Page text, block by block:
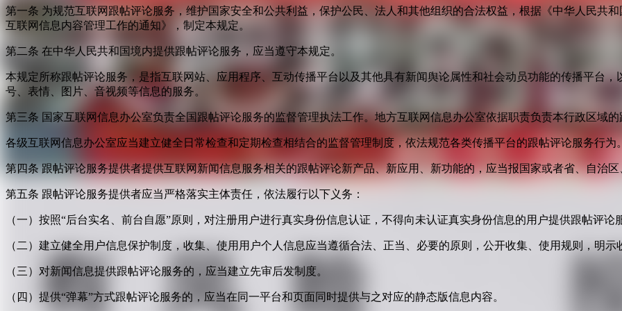
第一条 为规范互联网跟帖评论服务，维护国家安全和公共利益，保护公民、法人和其他组织的合法权益，根据《中华人民共
互联网信息内容管理工作的通知》，制定本规定。
第二条 在中华人民共和国境内提供跟帖评论服务，应当遵守本规定。
本规定所称跟帖评论服务，是指互联网站、应用程序、互动传播平台以及其他具有新闻舆论属性和社会动员功能的传播平台
号、表情、图片、音视频等信息的服务。
第三条 国家互联网信息办公室负责全国跟帖评论服务的监督管理执法工作。地方互联网信息办公室依据职责负责本行政区域
各级互联网信息办公室应当建立健全日常检查和定期检查相结合的监督管理制度，依法规范各类传播平台的跟帖评论服务行为
第四条 跟帖评论服务提供者提供互联网新闻信息服务相关的跟帖评论新产品、新应用、新功能的，应当报国家或者省、自治
第五条 跟帖评论服务提供者应当严格落实主体责任，依法履行以下义务：
（一）按照“后台实名、前台自愿”原则，对注册用户进行真实身份信息认证，不得向未认证真实身份信息的用户提供跟帖评论
（二）建立健全用户信息保护制度，收集、使用用户个人信息应当遵循合法、正当、必要的原则，公开收集、使用规则，明
（三）对新闻信息提供跟帖评论服务的，应当建立先审后发制度。
（四）提供“弹幕”方式跟帖评论服务的，应当在同一平台和页面同时提供与之对应的静态版信息内容。